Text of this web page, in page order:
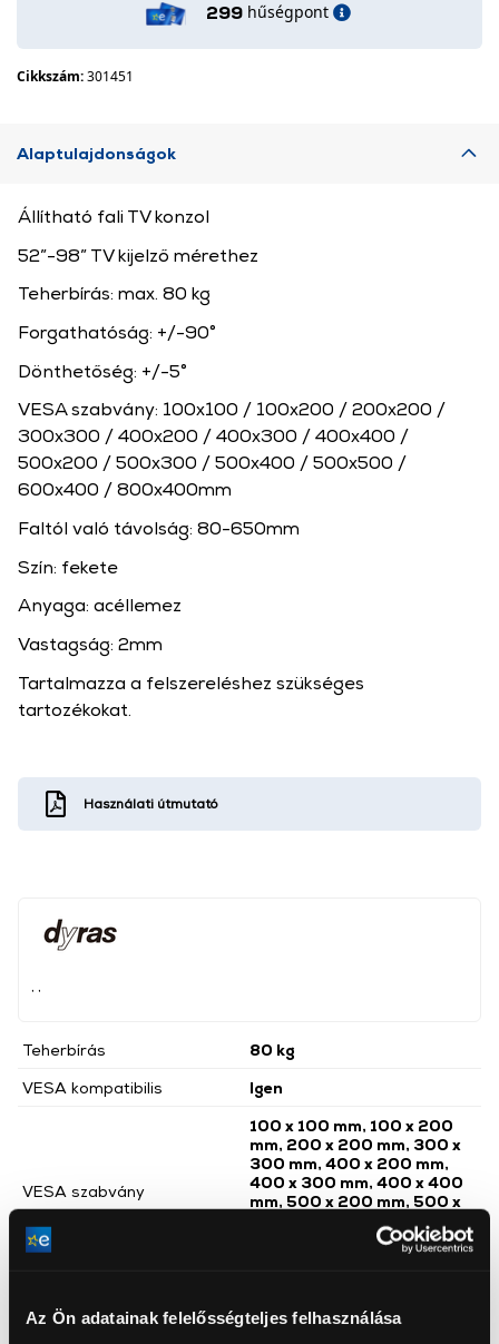
Az Ön adatainak felelősségteljes felhasználása
299 hűségpont
Cikkszám:301451
Alaptulajdonságok
Teherbírás
80 kg
VESA kompatibilis
Igen
VESA szabvány
100 x 100 mm, 100 x 200
mm, 200 x 200 mm, 300 x
300 mm, 400 x 200 mm,
400 x 300 mm, 400 x 400
mm, 500 x 200 mm, 500 x
500 x 500 mm, 600 x 400
mm, 800 x 400 mm
98 inch
Állítható fali TV konzol
52”-98” TV kijelző mérethez
Teherbírás: max. 80 kg
Forgathatóság: +/-90°
Dönthetőség: +/-5°
VESA szabvány: 100x100 / 100x200 / 200x200 /
300x300 / 400x200 / 400x300 / 400x400 /
500x200 / 500x300 / 500x400 / 500x500 /
600x400 / 800x400mm
Faltól való távolság: 80-650mm
Szín: fekete
Anyaga: acéllemez
Vastagság: 2mm
Tartalmazza a felszereléshez szükséges
tartozékokat.
Használati útmutató